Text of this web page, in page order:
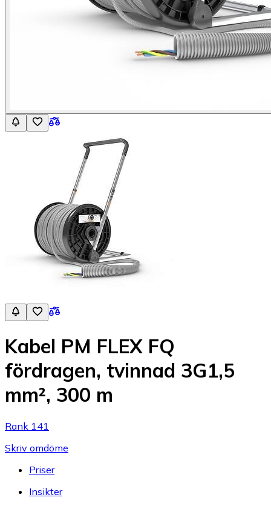
Kabel PM FLEX FQ
fördragen, tvinnad 3G1,5
mm², 300 m
Rank 141
Skriv omdöme
Priser
Insikter